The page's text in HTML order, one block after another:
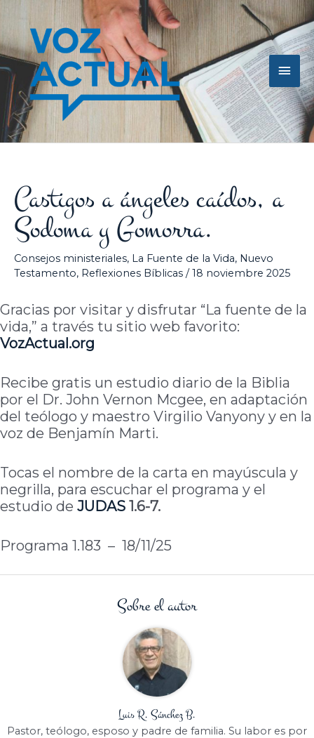
contenido
Castigos a ángeles caídos, a
Sodoma y Gomorra.
Consejos ministeriales, La Fuente de la Vida, Nuevo
Testamento, Reflexiones Bíblicas /18 noviembre 2025
Gracias por visitar y disfrutar “La fuente de la
vida,” a través tu sitio web favorito:
VozActual.org
Recibe gratis un estudio diario de la Biblia
por el Dr. John Vernon Mcgee, en adaptación
del teólogo y maestro Virgilio Vanyony y en la
voz de Benjamín Marti.
Tocas el nombre de la carta en mayúscula y
negrilla, para escuchar el programa y el
estudio de JUDAS 1.6-7.
Programa 1.183 – 18/11/25
Sobre el autor
Luis R. Sánchez B.
Pastor, teólogo, esposo y padre de familia. Su labor es por